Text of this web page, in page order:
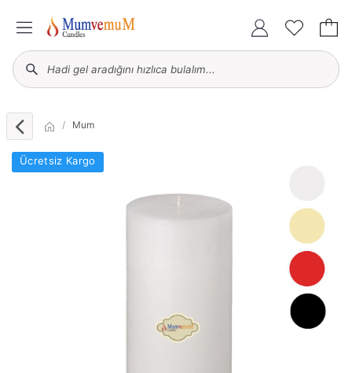
Mum
Ücretsiz Kargo